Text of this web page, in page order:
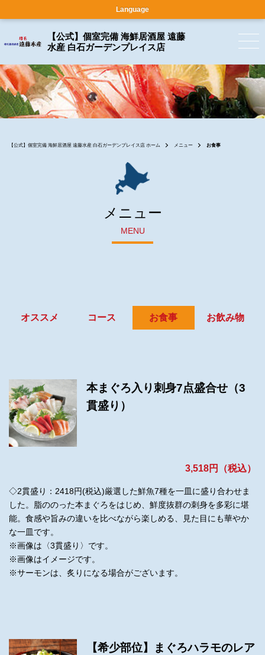
【公式】個室完備 海鮮居酒屋 遠藤
水産 白石ガーデンプレイス店
【公式】個室完備 海鮮居酒屋 遠藤水産 白石ガーデンプレイス店 ホーム メニュー お食事
メニュー
MENU
オススメ コース お食事 お飲み物
本まぐろ入り刺身7点盛合せ（3
貫盛り）
3,518円（税込）
◇2貫盛り：2418円(税込)厳選した鮮魚7種を一皿に盛り合わせま
した。脂ののった本まぐろをはじめ、鮮度抜群の刺身を多彩に堪
能。食感や旨みの違いを比べながら楽しめる、見た目にも華やか
な一皿です。
※画像は〈3貫盛り〉です。
※画像はイメージです。
※サーモンは、炙りになる場合がございます。
【希少部位】まぐろハラモのレア
Language